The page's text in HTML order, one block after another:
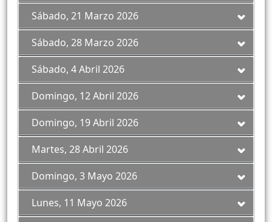
Sábado, 21 Marzo 2026
Sábado, 28 Marzo 2026
Sábado, 4 Abril 2026
Domingo, 12 Abril 2026
Domingo, 19 Abril 2026
Martes, 28 Abril 2026
Domingo, 3 Mayo 2026
Lunes, 11 Mayo 2026